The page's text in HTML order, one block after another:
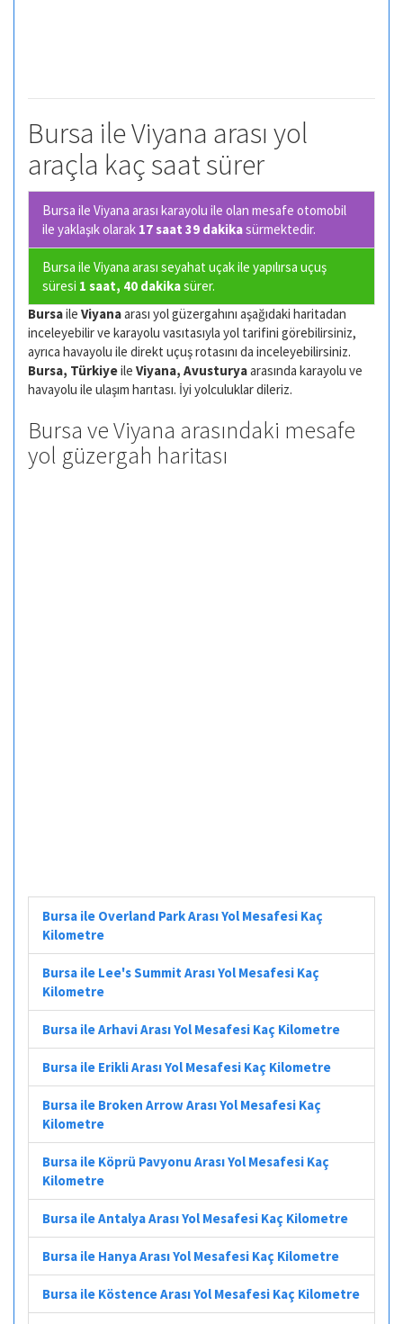
Bursa ile Viyana arası yol
araçla kaç saat sürer
Bursa ile Viyana arası karayolu ile olan mesafe otomobil
ile yaklaşık olarak 17 saat 39 dakikasürmektedir.
Bursa ile Viyana arası seyahat uçak ile yapılırsa uçuş
süresi 1 saat, 40 dakikasürer.
Bursaile Viyanaarası yol güzergahını aşağıdaki haritadan
inceleyebilir ve karayolu vasıtasıyla yol tarifini görebilirsiniz,
ayrıca havayolu ile direkt uçuş rotasını da inceleyebilirsiniz.
Bursa, Türkiyeile Viyana, Avusturyaarasında karayolu ve
havayolu ile ulaşım harıtası. İyi yolculuklar dileriz.
Bursa ve Viyana arasındaki mesafe
yol güzergah haritası
Bursa ile Overland Park Arası Yol Mesafesi Kaç
Kilometre
Bursa ile Lee's Summit Arası Yol Mesafesi Kaç
Kilometre
Bursa ile Arhavi Arası Yol Mesafesi Kaç Kilometre
Bursa ile Erikli Arası Yol Mesafesi Kaç Kilometre
Bursa ile Broken Arrow Arası Yol Mesafesi Kaç
Kilometre
Bursa ile Köprü Pavyonu Arası Yol Mesafesi Kaç
Kilometre
Bursa ile Antalya Arası Yol Mesafesi Kaç Kilometre
Bursa ile Hanya Arası Yol Mesafesi Kaç Kilometre
Bursa ile Köstence Arası Yol Mesafesi Kaç Kilometre